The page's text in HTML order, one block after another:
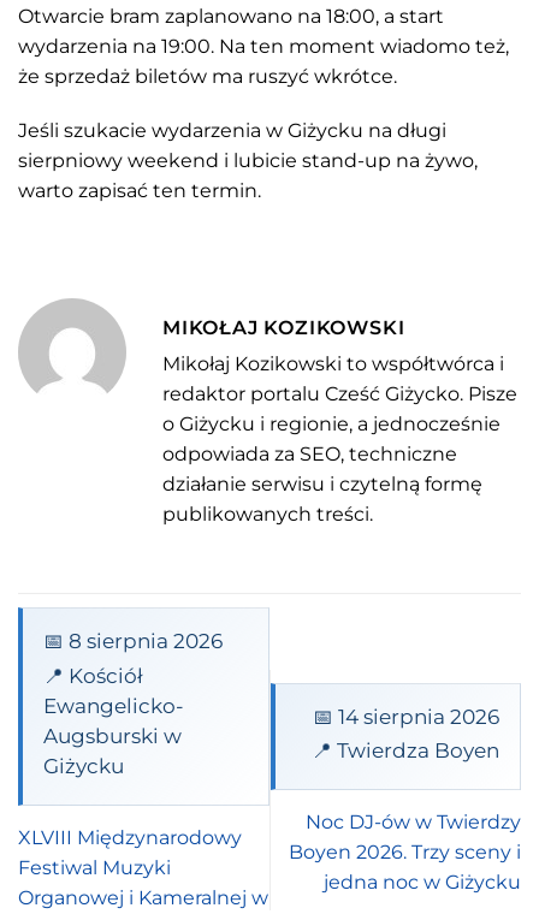
Otwarcie bram zaplanowano na 18:00, a start
wydarzenia na 19:00. Na ten moment wiadomo też,
że sprzedaż biletów ma ruszyć wkrótce.
Jeśli szukacie wydarzenia w Giżycku na długi
sierpniowy weekend i lubicie stand-up na żywo,
warto zapisać ten termin.
MIKOŁAJ KOZIKOWSKI
Mikołaj Kozikowski to współtwórca i
redaktor portalu Cześć Giżycko. Pisze
o Giżycku i regionie, a jednocześnie
odpowiada za SEO, techniczne
działanie serwisu i czytelną formę
publikowanych treści.
📅 8 sierpnia 2026
📍 Kościół
Ewangelicko-
Augsburski w
Giżycku
XLVIII Międzynarodowy
Festiwal Muzyki
Organowej i Kameralnej w
📅 14 sierpnia 2026
📍 Twierdza Boyen
Noc DJ-ów w Twierdzy
Boyen 2026. Trzy sceny i
jedna noc w Giżycku